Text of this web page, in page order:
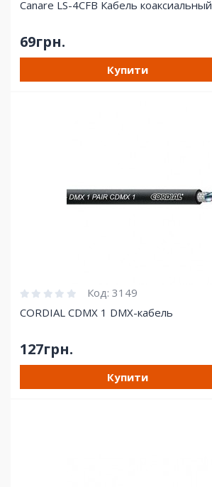
Canare LS-4CFB Кабель коаксиальный
69грн.
Купити
Код: 3149
CORDIAL CDMX 1 DMX-кабель
127грн.
Купити